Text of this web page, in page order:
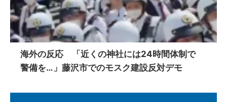
海外の反応 「近くの神社には24時間体制で
警備を…」藤沢市でのモスク建設反対デモ